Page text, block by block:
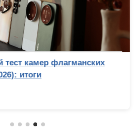
тест камер флагманских
итоги